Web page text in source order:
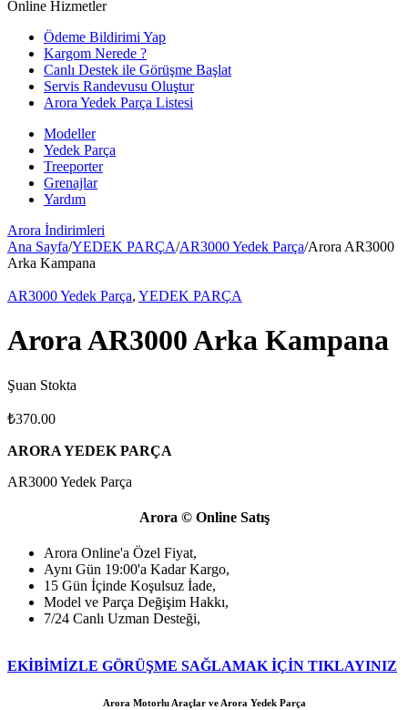
Online Hizmetler
Ödeme Bildirimi Yap
Kargom Nerede ?
Canlı Destek ile Görüşme Başlat
Servis Randevusu Oluştur
Arora Yedek Parça Listesi
Modeller
Yedek Parça
Treeporter
Grenajlar
Yardım
Arora İndirimleri
Ana Sayfa/YEDEK PARÇA/AR3000 Yedek Parça/Arora AR3000
Arka Kampana
AR3000 Yedek Parça, YEDEK PARÇA
Arora AR3000 Arka Kampana
Şuan Stokta
₺370.00
ARORA YEDEK PARÇA
AR3000 Yedek Parça
Arora © Online Satış
Arora Online'a Özel Fiyat,
Aynı Gün 19:00'a Kadar Kargo,
15 Gün İçinde Koşulsuz İade,
Model ve Parça Değişim Hakkı,
7/24 Canlı Uzman Desteği,
EKİBİMİZLE GÖRÜŞME SAĞLAMAK İÇİN TIKLAYINIZ
Arora Motorlu Araçlar ve Arora Yedek Parça